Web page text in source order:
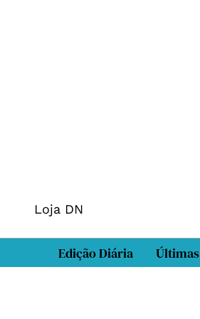
Loja DN
Edição Diária Últimas